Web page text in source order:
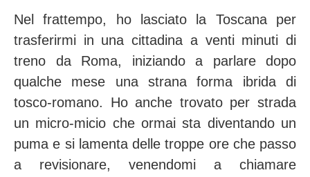
Nel frattempo, ho lasciato la Toscana per
trasferirmi in una cittadina a venti minuti di
treno da Roma, iniziando a parlare dopo
qualche mese una strana forma ibrida di
tosco-romano. Ho anche trovato per strada
un micro-micio che ormai sta diventando un
puma e si lamenta delle troppe ore che passo
a revisionare, venendomi a chiamare